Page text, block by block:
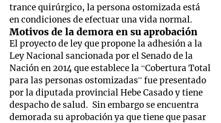
trance quirúrgico, la persona ostomizada está
en condiciones de efectuar una vida normal.
Motivos de la demora en su aprobación
El proyecto de ley que propone la adhesión a la
Ley Nacional sancionada por el Senado de la
Nación en 2014 que establece la “Cobertura Total
para las personas ostomizadas” fue presentado
por la diputada provincial Hebe Casado y tiene
despacho de salud. Sin embargo se encuentra
demorada su aprobación ya que tiene que pasar